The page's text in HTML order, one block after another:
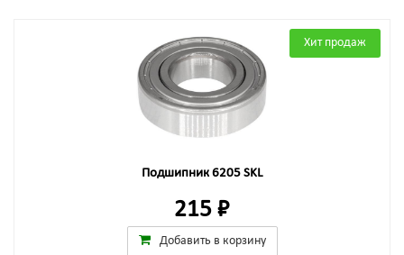
Хит продаж
Подшипник 6205 SKL
215 ₽
Добавить в корзину